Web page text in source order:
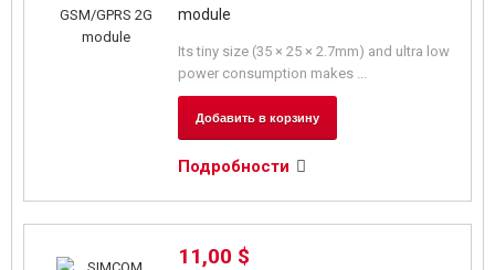
module
Its tiny size (35 × 25 × 2.7mm) and ultra low
power consumption makes ...
Добавить в корзину
Подробности
11,00 $